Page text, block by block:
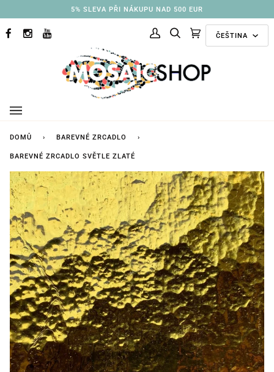
na
obsah
5% SLEVA PŘI NÁKUPU NAD 500 EUR
FACEBOOKINSTAGRAM
YOUTUBE
Můj
HledatDoporučenéJazyk
ČEŠTINA
DOMŮ › BAREVNÉ ZRCADLO ›
BAREVNÉ ZRCADLO SVĚTLE ZLATÉ